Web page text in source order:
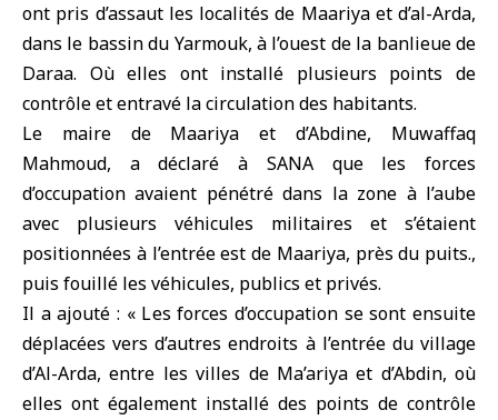
ont pris d’assaut les localités de Maariya et d’al-Arda,
dans le bassin du Yarmouk, à l’ouest de la banlieue de
Daraa. Où elles ont installé plusieurs points de
contrôle et entravé la circulation des habitants.
Le maire de Maariya et d’Abdine, Muwaffaq
Mahmoud, a déclaré à SANA que les forces
d’occupation avaient pénétré dans la zone à l’aube
avec plusieurs véhicules militaires et s’étaient
positionnées à l’entrée est de Maariya, près du puits.,
puis fouillé les véhicules, publics et privés.
Il a ajouté : « Les forces d’occupation se sont ensuite
déplacées vers d’autres endroits à l’entrée du village
d’Al-Arda, entre les villes de Ma’ariya et d’Abdin, où
elles ont également installé des points de contrôle